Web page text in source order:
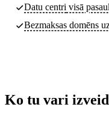
Datu centri visā
Bezmaksas domēns
Ko tu vari